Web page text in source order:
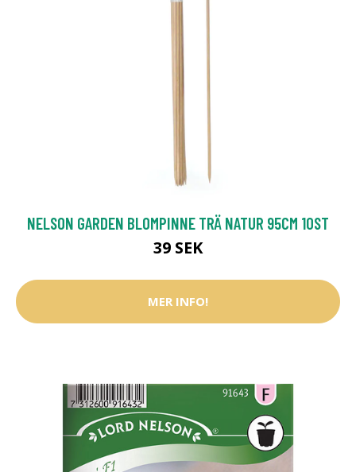
NELSON GARDEN BLOMPINNE TRÄ NATUR 95CM 10ST
39 SEK
MER INFO!